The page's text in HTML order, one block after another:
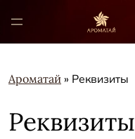
Ароматай » Реквизиты
Реквизиты